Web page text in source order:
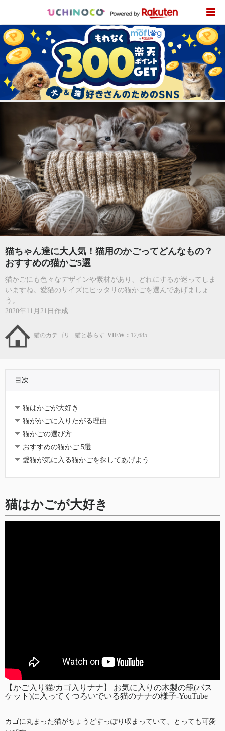
猫ちゃん達に大人気！猫用のかごってどんなもの？
おすすめの猫かご5選
猫かごにも色々なデザインや素材があり、どれにするか迷ってしま
いますね。愛猫のサイズにピッタリの猫かごを選んであげましょ
う。
2020年11月21日作成
猫のカテゴリ - 猫と暮らす VIEW： 12,685
目次
猫はかごが大好き
猫がかごに入りたがる理由
猫かごの選び方
おすすめの猫かご 5選
愛猫が気に入る猫かごを探してあげよう
猫はかごが大好き
【かご入り猫/カゴ入りナナ】 お気に入りの木製の籠(バス
ケット)に入ってくつろいでいる猫のナナの様子-YouTube
カゴに丸まった猫がちょうどすっぽり収まっていて、とっても可愛